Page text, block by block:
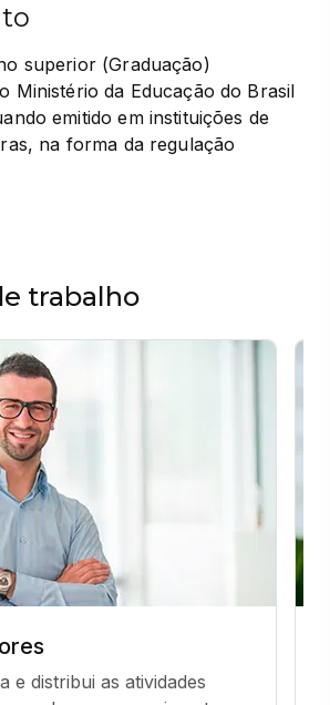
superior (Graduação)
Ministério da Educação do Brasil
emitido em instituições de
na forma da regulação
trabalho
e distribui as atividades